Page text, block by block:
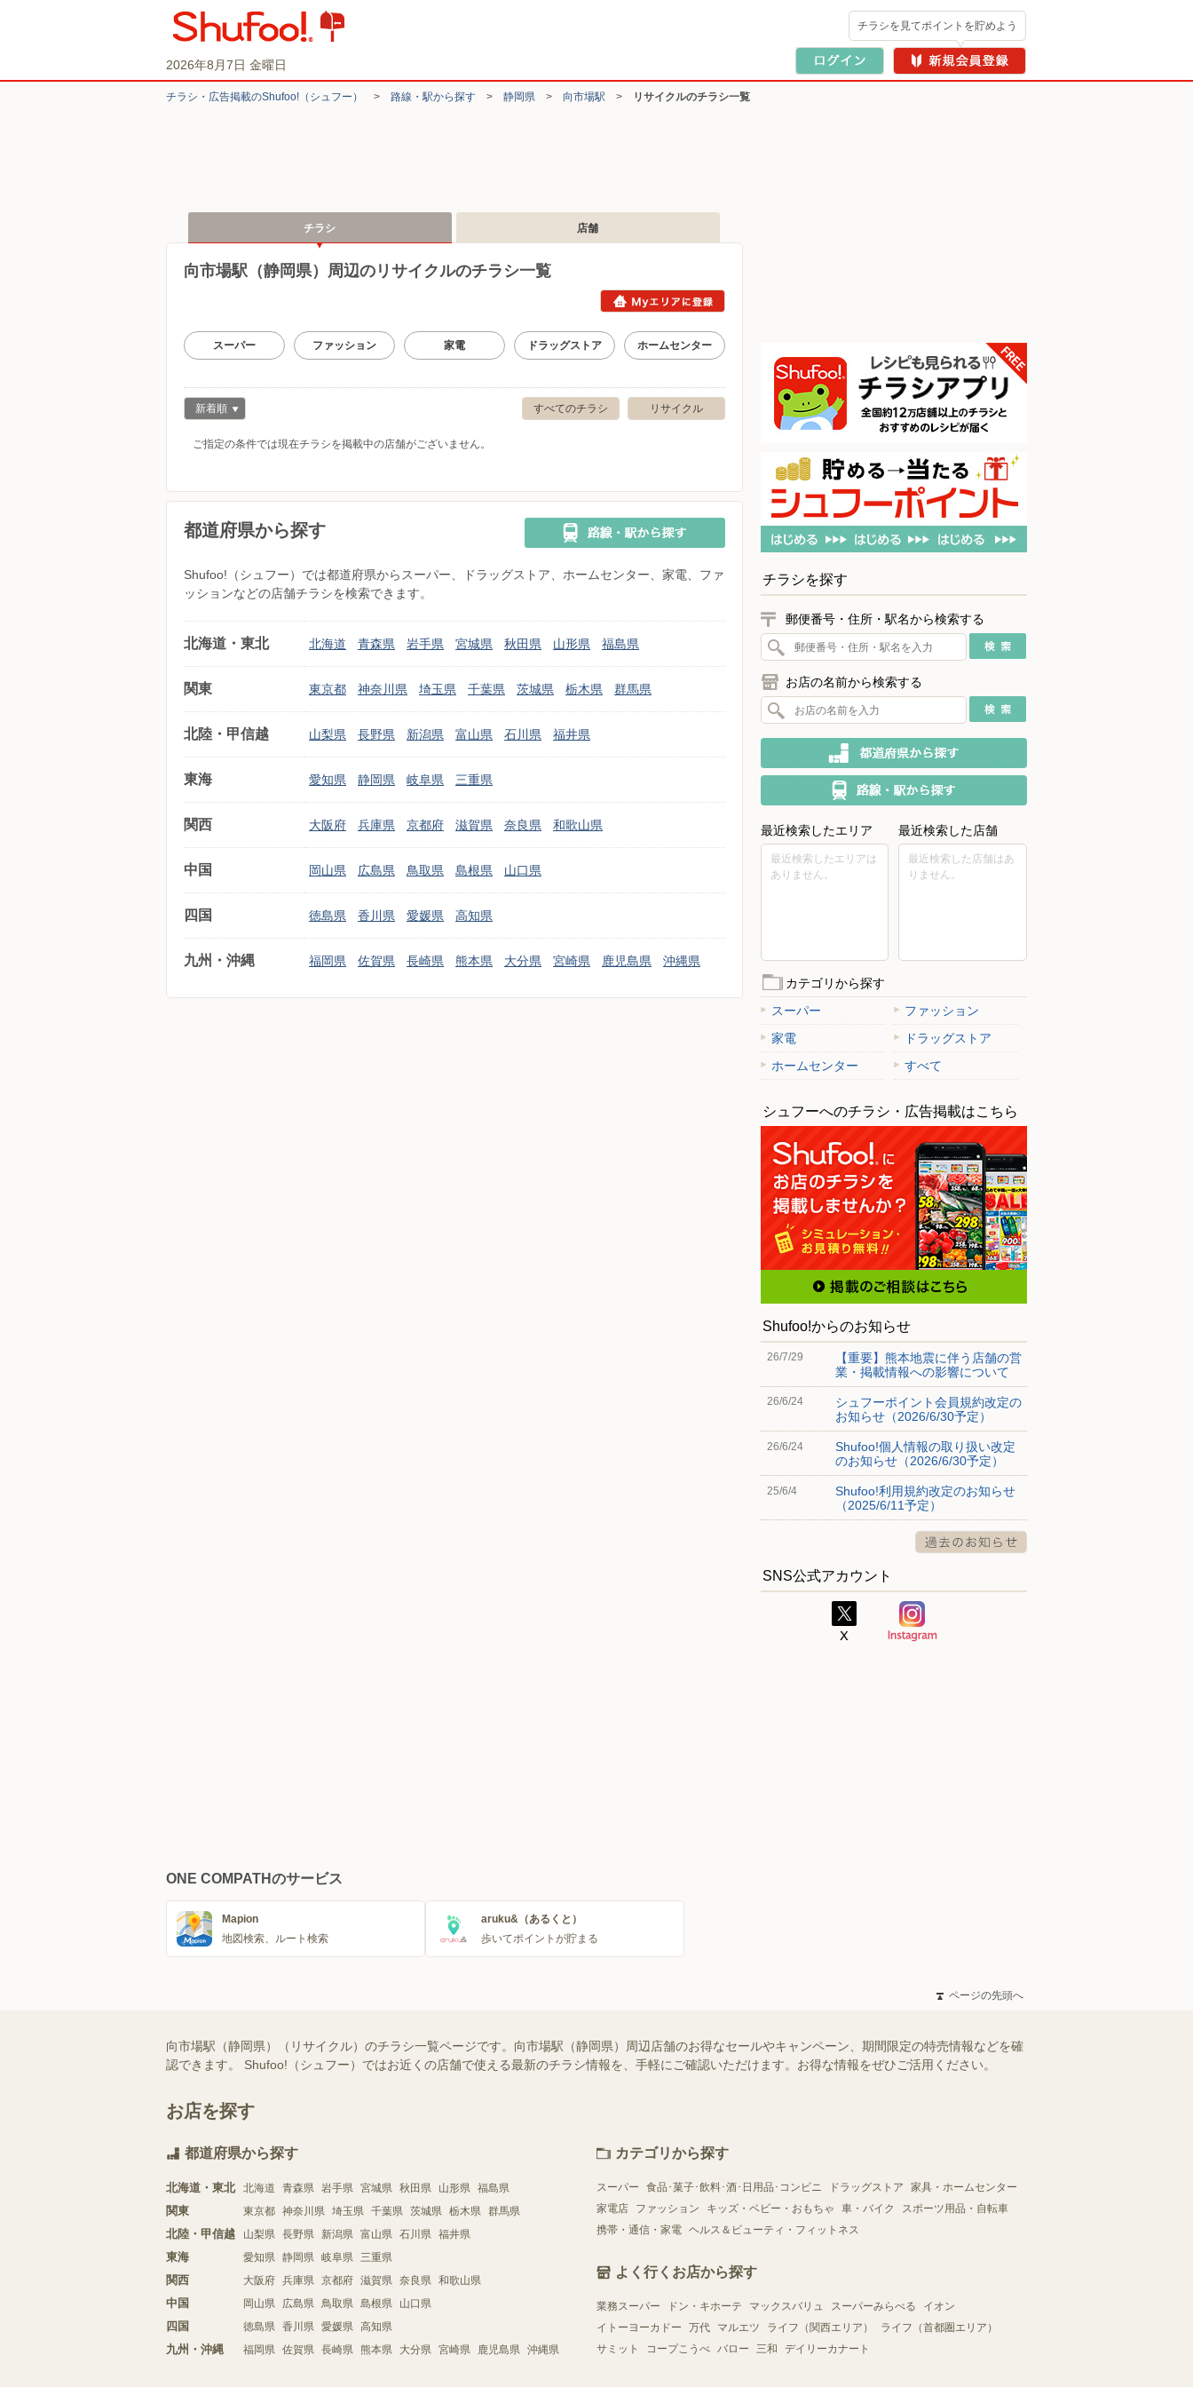
2026年8月7日 金曜日
チラシを見てポイントを貯めよう
チラシ・​広告掲載の​Shufoo!​（シュフー） > 路線・駅から探す > 静岡県 > 向市場駅 > リサイクルのチラシ一覧
チラシ 店舗
向市場駅（静岡県）周辺のリサイクルのチラシ一覧
スーパー ファッション 家電 ドラッグストア ホームセンター
リサイクル
すべてのチラシ
新着順
ご指定の条件では現在チラシを掲載中の店舗がございません。
都道府県から探す
Shufoo!（シュフー）では都道府県からスーパー、ドラッグストア、ホームセンター、家電、ファ
ッションなどの店舗チラシを検索できます。
北海道・東北 北海道 青森県 岩手県 宮城県 秋田県 山形県 福島県
関東 東京都 神奈川県 埼玉県 千葉県 茨城県 栃木県 群馬県
北陸・甲信越 山梨県 長野県 新潟県 富山県 石川県 福井県
東海 愛知県 静岡県 岐阜県 三重県
関西 大阪府 兵庫県 京都府 滋賀県 奈良県 和歌山県
中国 岡山県 広島県 鳥取県 島根県 山口県
四国 徳島県 香川県 愛媛県 高知県
九州・沖縄 福岡県 佐賀県 長崎県 熊本県 大分県 宮崎県 鹿児島県 沖縄県
チラシを探す
郵便番号・住所・駅名から検索する
お店の名前から検索する
最近検索したエリア
最近検索したエリアは
ありません。
最近検索した店舗
最近検索した店舗はあ
りません。
カテゴリから探す
スーパー
ファッション
家電
ドラッグストア
ホームセンター
すべて
シュフーへのチラシ・広告掲載はこちら
Shufoo!からのお知らせ
26/7/29
【重要】熊本地震に伴う店舗の営
業・掲載情報への影響について
26/6/24
シュフーポイント会員規約改定の
お知らせ（2026/6/30予定）
26/6/24
Shufoo!個人情報の取り扱い改定
のお知らせ（2026/6/30予定）
25/6/4
Shufoo!利用規約改定のお知らせ
（2025/6/11予定）
SNS公式アカウント
ONE COMPATHのサービス
Mapion
地図検索、ルート検索
aruku&（あるくと）
歩いてポイントが貯まる
ページの先頭へ
向市場駅（静岡県）（リサイクル）のチラシ一覧ページです。向市場駅（静岡県）周辺店舗のお得なセールやキャンペーン、期間限定の特売情報などを確
認できます。 Shufoo!（シュフー）ではお近くの店舗で使える最新のチラシ情報を、手軽にご確認いただけます。お得な情報をぜひご活用ください。
お店を探す
都道府県から探す
北海道・東北 北海道 青森県 岩手県 宮城県 秋田県 山形県 福島県
関東 東京都 神奈川県 埼玉県 千葉県 茨城県 栃木県 群馬県
北陸・甲信越 山梨県 長野県 新潟県 富山県 石川県 福井県
東海 愛知県 静岡県 岐阜県 三重県
関西 大阪府 兵庫県 京都府 滋賀県 奈良県 和歌山県
中国 岡山県 広島県 鳥取県 島根県 山口県
四国 徳島県 香川県 愛媛県 高知県
九州・沖縄 福岡県 佐賀県 長崎県 熊本県 大分県 宮崎県 鹿児島県 沖縄県
カテゴリから探す
スーパー 食品･菓子･飲料･酒･日用品･コンビニ ドラッグストア
家具・ホームセンター
家電店
ファッション キッズ・ベビー・おもちゃ 車・バイク
スポーツ用品・自転車
携帯・通信・家電 ヘルス＆ビューティ・フィットネス
よく行くお店から探す
業務スーパー ドン・キホーテ マックスバリュ スーパーみらべる
イオン
イトーヨーカドー
万代 マルエツ ライフ（関西エリア）
ライフ（首都圏エリア）
サミット
コープこうべ バロー 三和 デイリーカナート